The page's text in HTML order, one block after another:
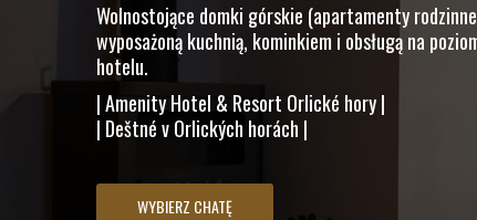
Wolnostojące domki górskie (apartamenty
wyposażoną kuchnią, kominkiem i obsługą na
hotelu.
| Amenity Hotel & Resort Orlické hory |
| Deštné v Orlických horách |
WYBIERZ CHATĘ